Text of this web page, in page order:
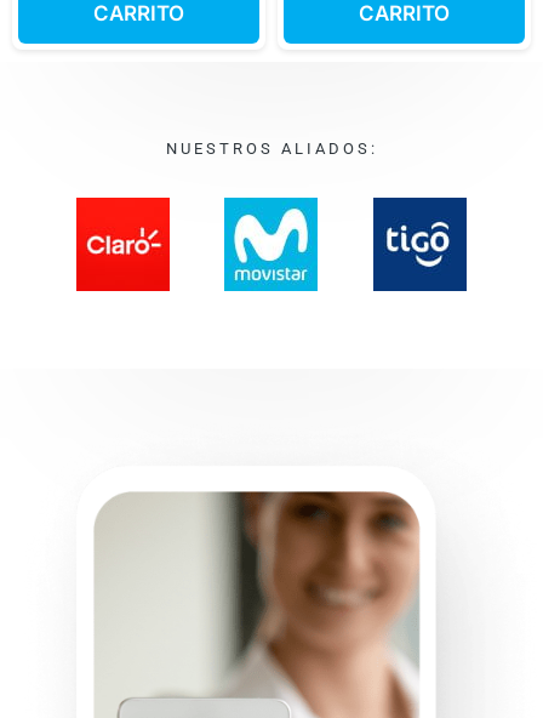
CARRITO
CARRITO
NUESTROS ALIADOS: